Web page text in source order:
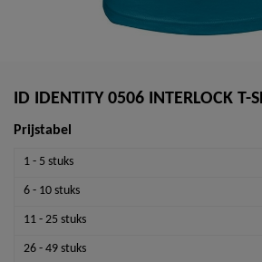
ID IDENTITY 0506 INTERLOCK T-
Prijstabel
1 - 5 stuks
6 - 10 stuks
11 - 25 stuks
26 - 49 stuks